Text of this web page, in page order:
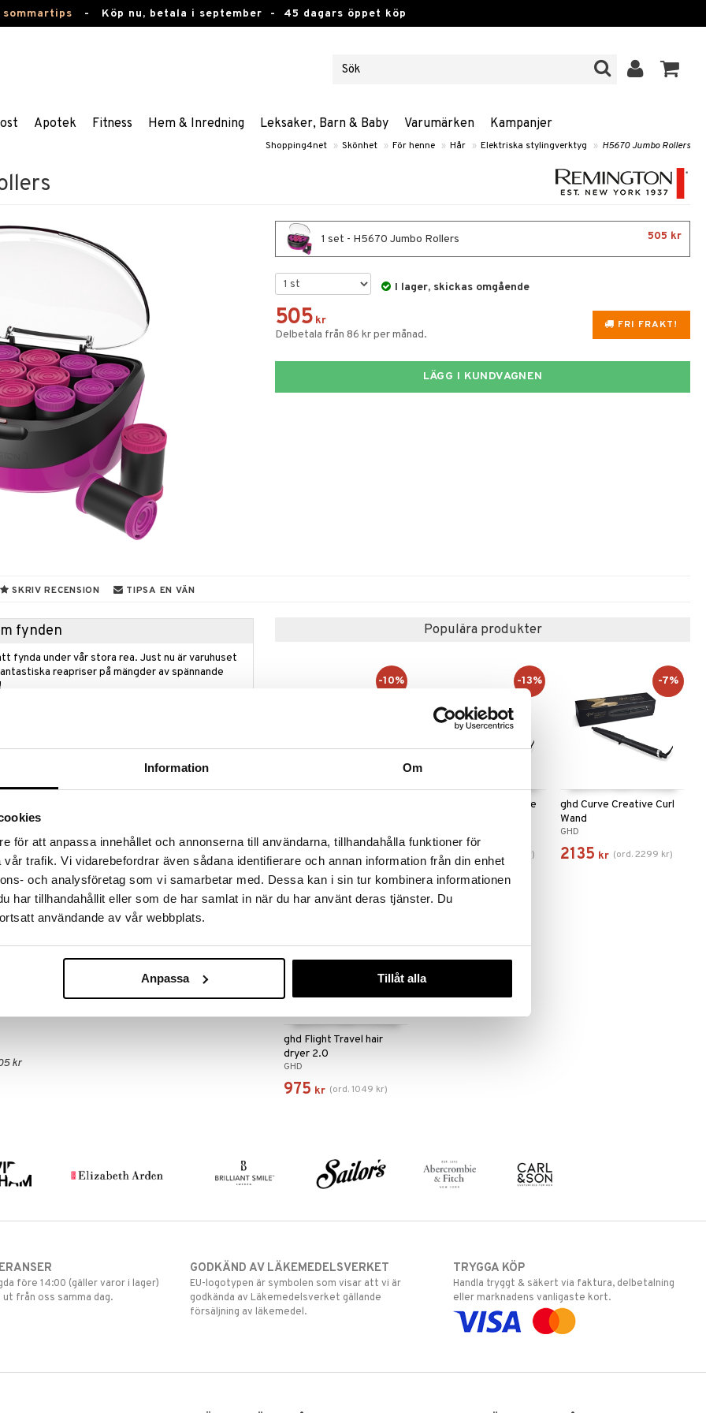
Information Om
för att anpassa innehållet och annonserna till användarna, tillhandahålla funktioner för
trafik. Vi vidarebefordrar även sådana identifierare och annan information från din enhet
och analysföretag som vi samarbetar med. Dessa kan i sin tur kombinera informationen
har tillhandahållit eller som de har samlat in när du har använt deras tjänster. Du
användande av vår webbplats.
Anpassa Tillåt alla
- Köp nu, betala i september - 45 dagars öppet köp
Apotek Fitness Hem & Inredning Leksaker, Barn & Baby Varumärken Kampanjer
Shopping4net » Skönhet » För henne » Hår » Elektriska stylingverktyg » H5670 Jumbo Rollers
1 set - H5670 Jumbo Rollers 505 kr
I lager, skickas omgående
FRI FRAKT!
505 kr
Delbetala från 86 kr per månad.
LÄGG I KUNDVAGNEN
SKRIV RECENSION TIPSA EN VÄN
fynden
fynda under vår stora rea. Just nu är varuhuset
reapriser på mängder av spännande
är oslagbara när det kommer till att skapa
Vaxfyllda rullar hjälper till att bibehålla värmen för
och för ett resultat som håller längre. Stilar med
rullar som har en lyxig sammetslex finish. Det ger
att kunna vrida våra Jumbo Rollers på plats.
4st. 40 mm, 8 st. 35mm
fina resultat
bibehålla hög värme
enkel fastsättning
kr
Populära produkter
269 kr 299 kr
-10%
ghd Curve Classic Wave
1995 kr ord. 2299 )
-13%
ghd Curve Creative Curl
Wand
GHD
2135 kr (ord.2299 kr)
-7%
ghd Flight Travel hair
dryer 2.0
GHD
975 kr (ord.1049 kr)
före 14:00 (gäller varor i lager)
från oss samma dag.
GODKÄND AV LÄKEMEDELSVERKET
EU-logotypen är symbolen som visar att vi är
godkända av Läkemedelsverket gällande
försäljning av läkemedel.
TRYGGA KÖP
Handla tryggt & säkert via faktura, delbetalning
eller marknadens vanligaste kort.